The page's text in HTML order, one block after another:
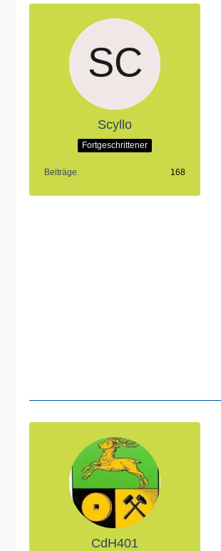
Scyllo
Fortgeschrittener
Beiträge 168
CdH401